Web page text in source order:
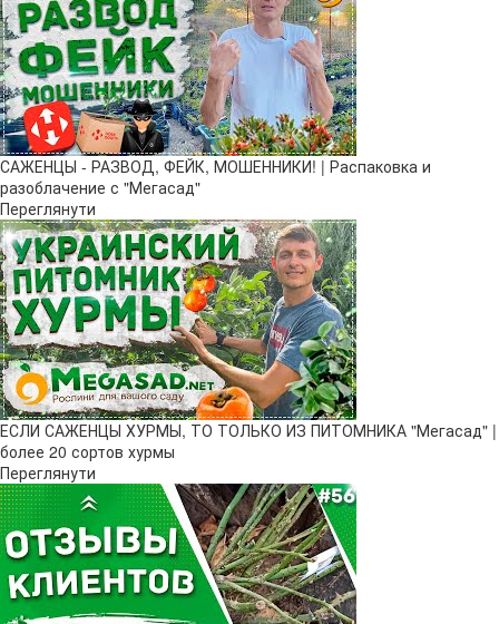
САЖЕНЦЫ - РАЗВОД, ФЕЙК, МОШЕННИКИ! | Распаковка и
разоблачение с "Мегасад"
Переглянути
ЕСЛИ САЖЕНЦЫ ХУРМЫ, ТО ТОЛЬКО ИЗ ПИТОМНИКА "Мегасад" |
более 20 сортов хурмы
Переглянути